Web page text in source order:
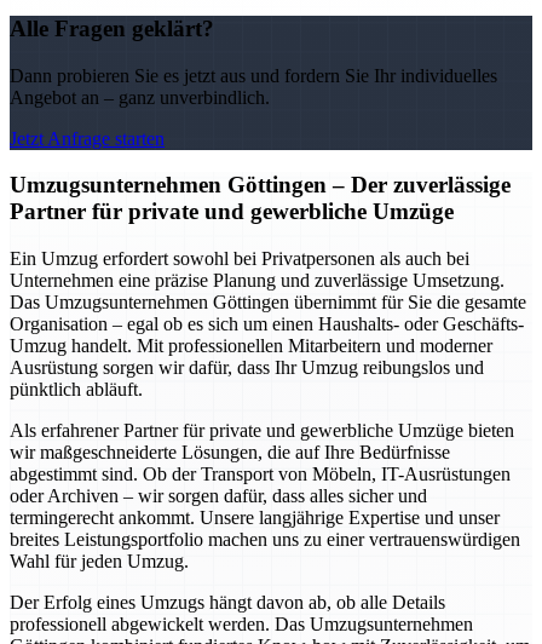
Alle Fragen geklärt?
Dann probieren Sie es jetzt aus und fordern Sie Ihr individuelles
Angebot an – ganz unverbindlich.
Jetzt Anfrage starten
Umzugsunternehmen Göttingen – Der zuverlässige
Partner für private und gewerbliche Umzüge
Ein Umzug erfordert sowohl bei Privatpersonen als auch bei
Unternehmen eine präzise Planung und zuverlässige Umsetzung.
Das Umzugsunternehmen Göttingen übernimmt für Sie die gesamte
Organisation – egal ob es sich um einen Haushalts- oder Geschäfts-
Umzug handelt. Mit professionellen Mitarbeitern und moderner
Ausrüstung sorgen wir dafür, dass Ihr Umzug reibungslos und
pünktlich abläuft.
Als erfahrener Partner für private und gewerbliche Umzüge bieten
wir maßgeschneiderte Lösungen, die auf Ihre Bedürfnisse
abgestimmt sind. Ob der Transport von Möbeln, IT-Ausrüstungen
oder Archiven – wir sorgen dafür, dass alles sicher und
termingerecht ankommt. Unsere langjährige Expertise und unser
breites Leistungsportfolio machen uns zu einer vertrauenswürdigen
Wahl für jeden Umzug.
Der Erfolg eines Umzugs hängt davon ab, ob alle Details
professionell abgewickelt werden. Das Umzugsunternehmen